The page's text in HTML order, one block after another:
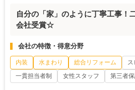
自分の「家」のように丁寧工事！
会社受賞☆
会社の特徴・得意分野
内装 水まわり 総合リフォーム
一貫担当者制
女性スタッフ 第三者